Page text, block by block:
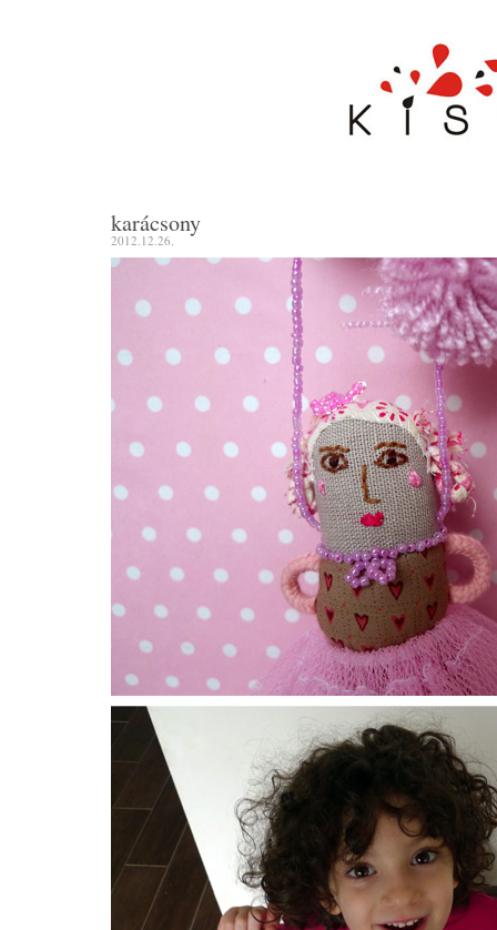
karácsony
2012.12.26.